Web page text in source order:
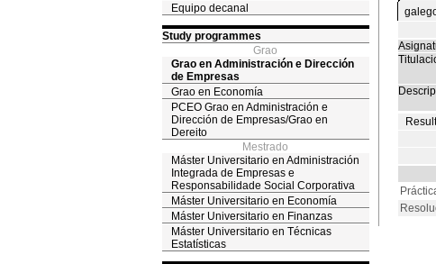
Equipo decanal
Study programmes
Grao
Grao en Administración e Dirección
de Empresas
Grao en Economía
PCEO Grao en Administración e
Dirección de Empresas/Grao en
Dereito
Mestrado
Máster Universitario en Administración
Integrada de Empresas e
Responsabilidade Social Corporativa
Máster Universitario en Economía
Máster Universitario en Finanzas
Máster Universitario en Técnicas
Estatísticas